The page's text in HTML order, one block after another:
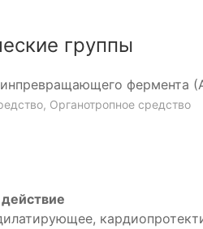
группы
фермента
Органотропное средство